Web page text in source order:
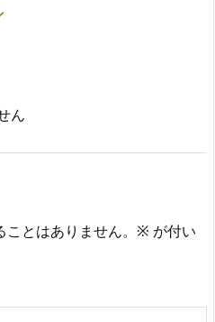
ん
とはありません。 ※ が付い